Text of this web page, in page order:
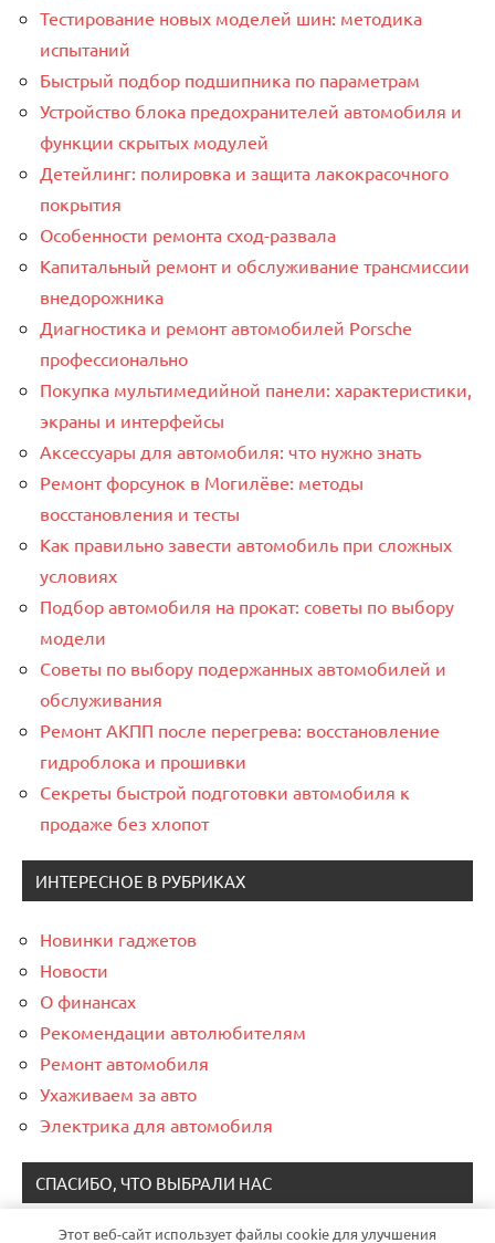
Тестирование новых моделей шин: методика
испытаний
Быстрый подбор подшипника по параметрам
Устройство блока предохранителей автомобиля и
функции скрытых модулей
Детейлинг: полировка и защита лакокрасочного
покрытия
Особенности ремонта сход-развала
Капитальный ремонт и обслуживание трансмиссии
внедорожника
Диагностика и ремонт автомобилей Porsche
профессионально
Покупка мультимедийной панели: характеристики,
экраны и интерфейсы
Аксессуары для автомобиля: что нужно знать
Ремонт форсунок в Могилёве: методы
восстановления и тесты
Как правильно завести автомобиль при сложных
условиях
Подбор автомобиля на прокат: советы по выбору
модели
Советы по выбору подержанных автомобилей и
обслуживания
Ремонт АКПП после перегрева: восстановление
гидроблока и прошивки
Секреты быстрой подготовки автомобиля к
продаже без хлопот
ИНТЕРЕСНОЕ В РУБРИКАХ
Новинки гаджетов
Новости
О финансах
Рекомендации автолюбителям
Ремонт автомобиля
Ухаживаем за авто
Электрика для автомобиля
СПАСИБО, ЧТО ВЫБРАЛИ НАС
Этот веб-сайт использует файлы cookie для улучшения